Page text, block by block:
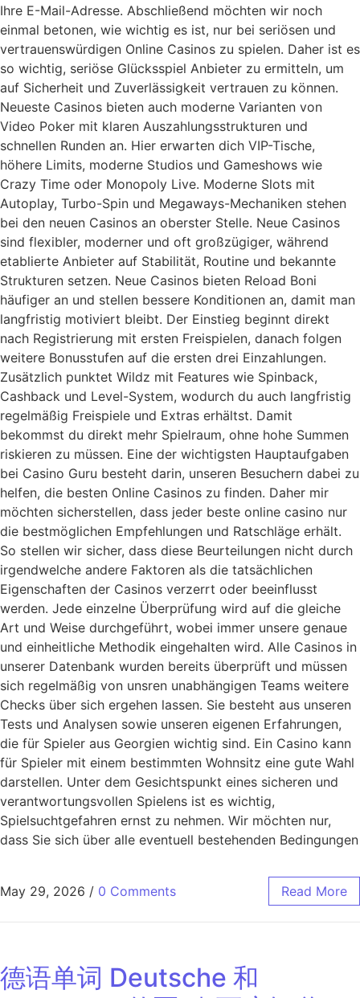
Ihre E-Mail-Adresse. Abschließend möchten wir noch
einmal betonen, wie wichtig es ist, nur bei seriösen und
vertrauenswürdigen Online Casinos zu spielen. Daher ist es
so wichtig, seriöse Glücksspiel Anbieter zu ermitteln, um
auf Sicherheit und Zuverlässigkeit vertrauen zu können.
Neueste Casinos bieten auch moderne Varianten von
Video Poker mit klaren Auszahlungsstrukturen und
schnellen Runden an. Hier erwarten dich VIP-Tische,
höhere Limits, moderne Studios und Gameshows wie
Crazy Time oder Monopoly Live. Moderne Slots mit
Autoplay, Turbo-Spin und Megaways-Mechaniken stehen
bei den neuen Casinos an oberster Stelle. Neue Casinos
sind flexibler, moderner und oft großzügiger, während
etablierte Anbieter auf Stabilität, Routine und bekannte
Strukturen setzen. Neue Casinos bieten Reload Boni
häufiger an und stellen bessere Konditionen an, damit man
langfristig motiviert bleibt. Der Einstieg beginnt direkt
nach Registrierung mit ersten Freispielen, danach folgen
weitere Bonusstufen auf die ersten drei Einzahlungen.
Zusätzlich punktet Wildz mit Features wie Spinback,
Cashback und Level-System, wodurch du auch langfristig
regelmäßig Freispiele und Extras erhältst. Damit
bekommst du direkt mehr Spielraum, ohne hohe Summen
riskieren zu müssen. Eine der wichtigsten Hauptaufgaben
bei Casino Guru besteht darin, unseren Besuchern dabei zu
helfen, die besten Online Casinos zu finden. Daher mir
möchten sicherstellen, dass jeder beste online casino nur
die bestmöglichen Empfehlungen und Ratschläge erhält.
So stellen wir sicher, dass diese Beurteilungen nicht durch
irgendwelche andere Faktoren als die tatsächlichen
Eigenschaften der Casinos verzerrt oder beeinflusst
werden. Jede einzelne Überprüfung wird auf die gleiche
Art und Weise durchgeführt, wobei immer unsere genaue
und einheitliche Methodik eingehalten wird. Alle Casinos in
unserer Datenbank wurden bereits überprüft und müssen
sich regelmäßig von unsren unabhängigen Teams weitere
Checks über sich ergehen lassen. Sie besteht aus unseren
Tests und Analysen sowie unseren eigenen Erfahrungen,
die für Spieler aus Georgien wichtig sind. Ein Casino kann
für Spieler mit einem bestimmten Wohnsitz eine gute Wahl
darstellen. Unter dem Gesichtspunkt eines sicheren und
verantwortungsvollen Spielens ist es wichtig,
Spielsuchtgefahren ernst zu nehmen. Wir möchten nur,
dass Sie sich über alle eventuell bestehenden Bedingungen
May 29, 2026 / 0 Comments Read More
德语单词 Deutsche 和